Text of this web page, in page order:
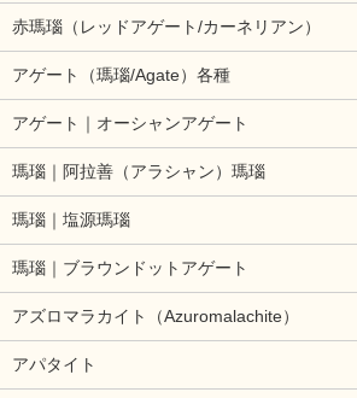
赤瑪瑙（レッドアゲート/カーネリアン）
アゲート（瑪瑙/Agate）各種
アゲート｜オーシャンアゲート
瑪瑙｜阿拉善（アラシャン）瑪瑙
瑪瑙｜塩源瑪瑙
瑪瑙｜ブラウンドットアゲート
アズロマラカイト（Azuromalachite）
アパタイト